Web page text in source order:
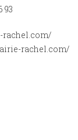
93
rachel.com/
rachel.com/